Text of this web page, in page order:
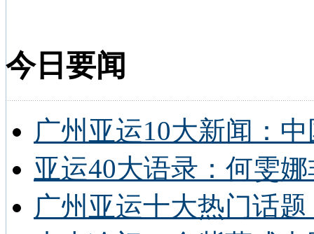
今日要闻
广州亚运10大新闻：
亚运40大语录：何雯
广州亚运十大热门话